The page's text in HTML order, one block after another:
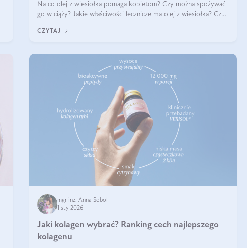
Na co olej z wiesiołka pomaga kobietom? Czy można spożywać
go w ciąży? Jakie właściwości lecznicze ma olej z wiesiołka? Czy
efekty? Jaka jes
CZYTAJ
mgr inż. Anna Sobol
1 sty 2026
Jaki kolagen wybrać? Ranking cech najlepszego
kolagenu